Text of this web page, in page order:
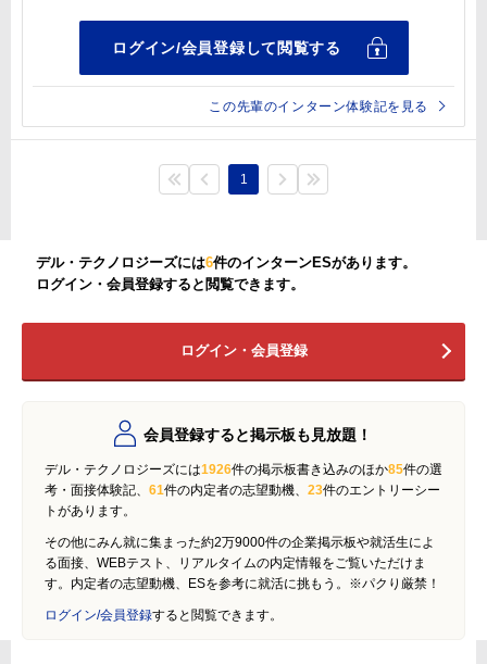
この先輩のインターン体験記を見る
1
デル・テクノロジーズには6件のインターンESがあります。
ログイン・会員登録すると閲覧できます。
ログイン・会員登録
会員登録すると掲示板も見放題！
デル・テクノロジーズには1926件の掲示板書き込みのほか85件の選
考・面接体験記、 61件の内定者の志望動機、 23件のエントリーシー
トがあります。
その他にみん就に集まった約2万9000件の企業掲示板や就活生によ
る面接、WEBテスト、リアルタイムの内定情報をご覧いただけま
す。内定者の志望動機、ESを参考に就活に挑もう。※パクり厳禁！
ログイン/会員登録すると閲覧できます。